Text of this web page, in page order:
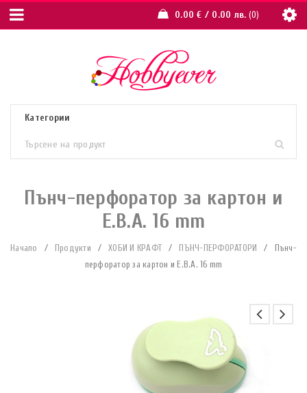
0.00€ / 0.00 лв. 0
Пънч-перфоратор за картон и
Е.В.А. 16 mm
Начало / Продукти / ХОБИ И КРАФТ / ПЪНЧ-ПЕРФОРАТОРИ /
Пънч-
перфоратор за картон и Е.В.А. 16 mm